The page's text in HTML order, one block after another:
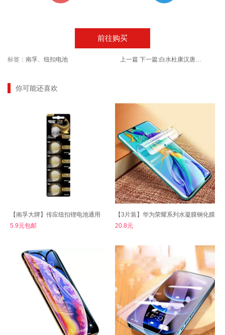
前往购买
标签： 南孚、 纽扣电池 上一篇 下一篇: 白水杜康汉唐酒窖虎福浓香型礼盒装
你可能还喜欢
【南孚大牌】传应纽扣锂电池通用
5.9元包邮
【3片装】华为荣耀系列水凝膜钢化膜
20.8元